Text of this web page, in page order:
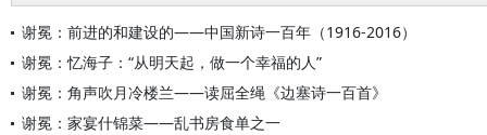
谢冕：前进的和建设的——中国新诗一百年（1916-2016）
谢冕：忆海子：“从明天起，做一个幸福的人”
谢冕：角声吹月冷楼兰——读屈全绳《边塞诗一百首》
谢冕：家宴什锦菜——乱书房食单之一